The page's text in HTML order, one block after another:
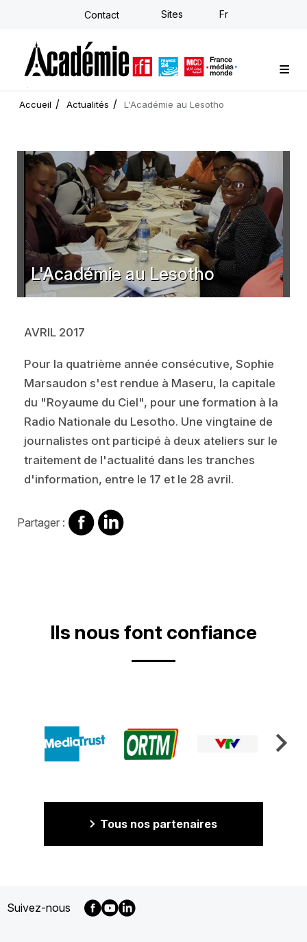
Aller
principal
Contact Sites Fr
Formations sur-mesure
Conseil stratégique
E-learning individuel
L'Académie
Actualités
Newsletter
Accueil Actualités L'Académie au Lesotho
L'Académie au Lesotho
AVRIL 2017
Pour la quatrième année consécutive, Sophie
Marsaudon s'est rendue à Maseru, la capitale
du "Royaume du Ciel", pour une formation à la
Radio Nationale du Lesotho. Une vingtaine de
journalistes ont participé à deux ateliers sur le
traitement de l'actualité dans les tranches
d'information, entre le 17 et le 28 avril.
Partager : Partager
sur
Partager
sur
Ils nous font confiance
Tous nos partenaires
Suivez-nous